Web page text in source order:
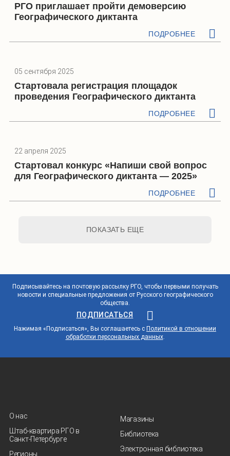
РГО приглашает пройти демоверсию
Географического диктанта
ПОДРОБНЕЕ
05 сентября 2025
Стартовала регистрация площадок
проведения Географического диктанта
ПОДРОБНЕЕ
22 апреля 2025
Стартовал конкурс «Напиши свой вопрос
для Географического диктанта — 2025»
ПОДРОБНЕЕ
ПОКАЗАТЬ ЕЩЕ
Подписывайтесь на почтовую рассылку РГО, чтобы первыми получать
новости и специальные предложения от Русского географического
общества.
ПОДПИСАТЬСЯ
Нажимая «Подписаться», Вы соглашаетесь с Политикой в отношении
обработки персональных данных.
О нас
Штаб-квартира РГО в
Санкт‑Петербурге
Регионы
Магазины
Библиотека
Электронная библиотека